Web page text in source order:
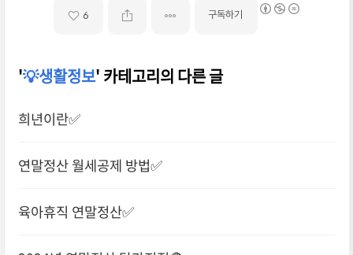
6 구독하기
'💡생활정보' 카테고리의 다른 글
희년이란✅
연말정산 월세공제 방법✅
육아휴직 연말정산✅